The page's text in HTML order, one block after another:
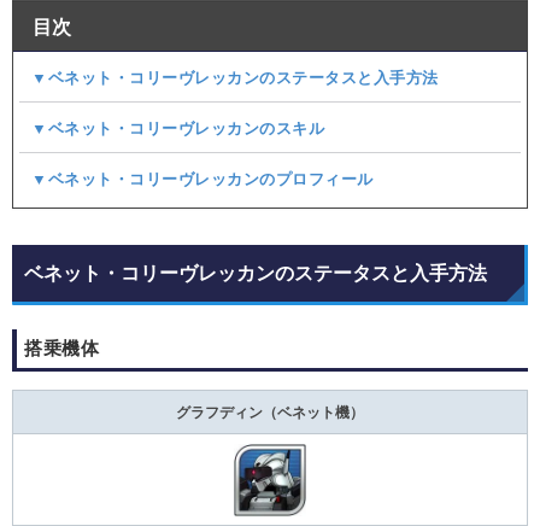
目次
▼ベネット・コリーヴレッカンのステータスと入手方法
▼ベネット・コリーヴレッカンのスキル
▼ベネット・コリーヴレッカンのプロフィール
ベネット・コリーヴレッカンのステータスと入手方法
搭乗機体
グラフディン（ベネット機）